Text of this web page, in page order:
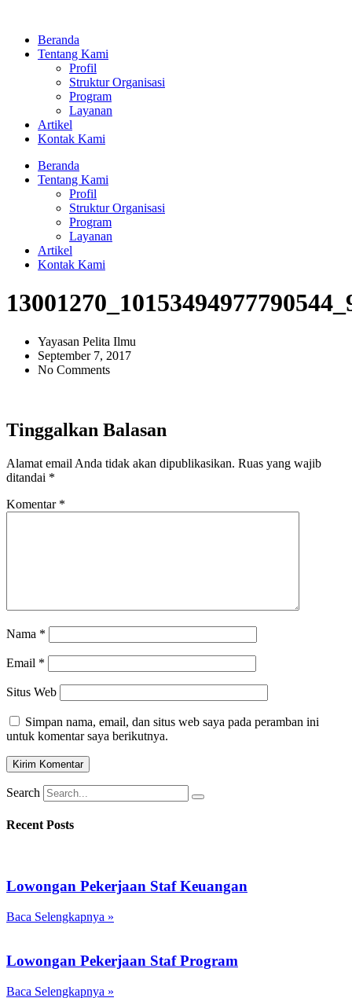
kontenBeranda
Tentang Kami
Profil
Struktur Organisasi
Program
Layanan
Artikel
Kontak Kami
Beranda
Tentang Kami
Profil
Struktur Organisasi
Program
Layanan
Artikel
Kontak Kami
Yayasan Pelita Ilmu
September 7, 2017
No Comments
Tinggalkan Balasan
Alamat email Anda tidak akan dipublikasikan. Ruas yang wajib
ditandai *
Komentar *
Nama *
Email *
Situs Web
Simpan nama, email, dan situs web saya pada peramban ini
untuk komentar saya berikutnya.
Search
Recent Posts
Lowongan Pekerjaan Staf Keuangan
Baca Selengkapnya »
Lowongan Pekerjaan Staf Program
Baca Selengkapnya »